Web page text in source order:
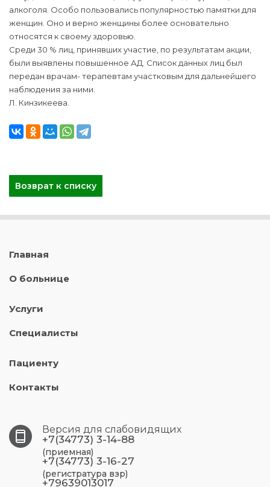
алкоголя. Особо пользовались популярностью памятки для
женщин. Оно и верно женщины более основательно
относятся к своему здоровью.
Среди 30 % лиц, принявших участие, по результатам акции,
были выявлены повышенное АД. Список данных лиц был
передан врачам- терапевтам участковым для дальнейшего
наблюдения за ними.
Л. Кинзикеева.
Возврат к списку
Главная
О больнице
Услуги
Специалисты
Пациенту
Контакты
Версия для слабовидящих
+7(34773) 3-14-88
(приемная)
+7(34773) 3-16-27
(регистратура взр)
+79639013017